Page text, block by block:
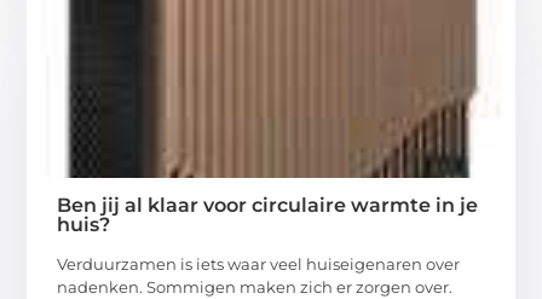
Ben jij al klaar voor circulaire warmte in je
huis?
Verduurzamen is iets waar veel huiseigenaren over
nadenken. Sommigen maken zich er zorgen over.